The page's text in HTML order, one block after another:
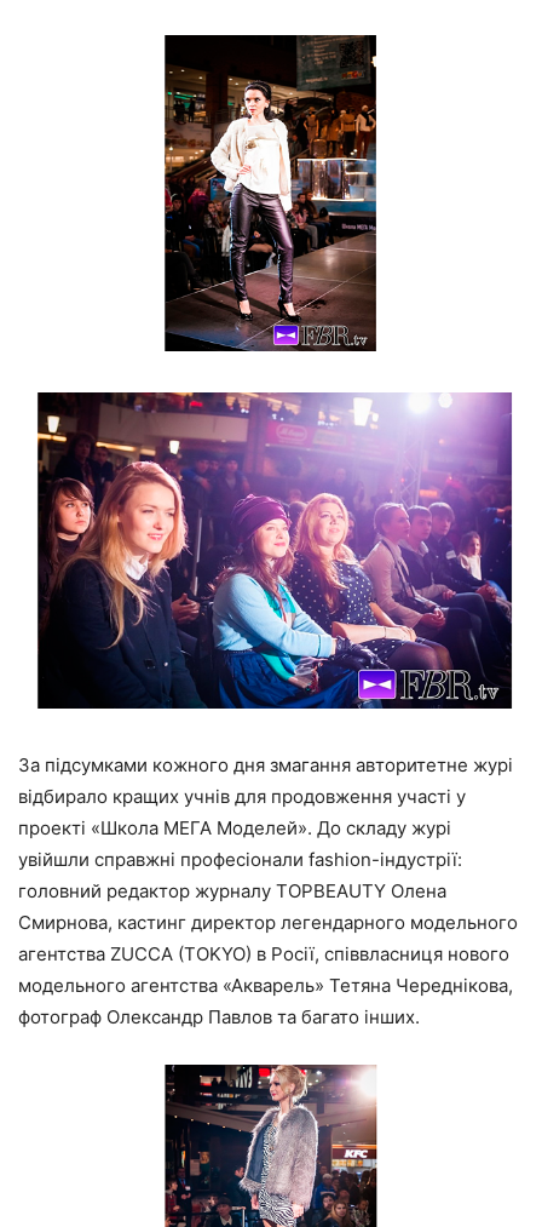
За підсумками кожного дня змагання авторитетне журі
відбирало кращих учнів для продовження участі у
проекті «Школа МЕГА Моделей». До складу журі
увійшли справжні професіонали fashion-індустрії:
головний редактор журналу TOPBEAUTY Олена
Смирнова, кастинг директор легендарного модельного
агентства ZUCCA (TOKYO) в Росії, співвласниця нового
модельного агентства «Акварель» Тетяна Череднікова,
фотограф Олександр Павлов та багато інших.